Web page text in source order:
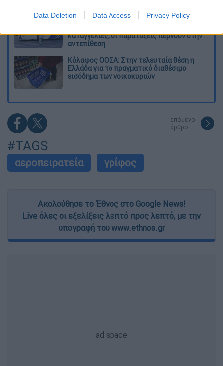
Data Deletion Data Access Privacy Policy
«Πόλεμος» για τους χρόνους των
καταγγελίες, οι παρατάξεις περνούν στην
αντεπίθεση
Κόλαφος ΟΟΣΑ: Στην τελευταία θέση η
Ελλάδα για το πραγματικό διαθέσιμο
εισόδημα των νοικοκυριών
επόμενο
άρθρο
#TAGS
αεροπειρατεία γρίφος
Ακολούθησε το Έθνος στο Google News!
Live όλες οι εξελίξεις λεπτό προς λεπτό, με την
υπογραφή του www.ethnos.gr